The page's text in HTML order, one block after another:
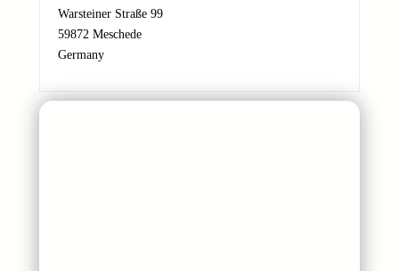
N
a
c
r
Warsteiner Straße 99
59872 Meschede
Germany